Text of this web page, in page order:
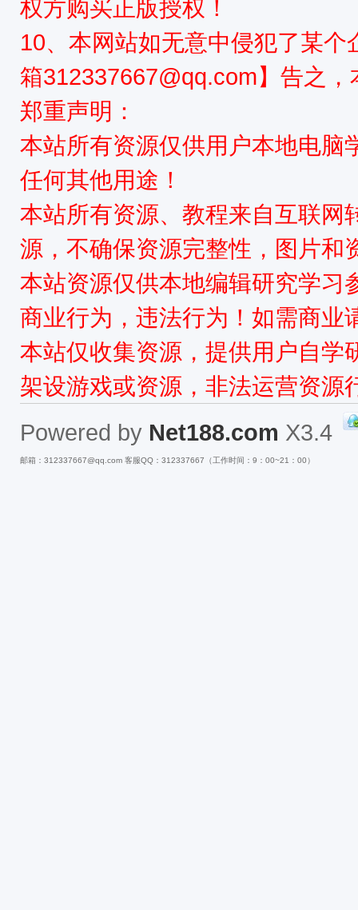
权方购买正版授权！
10、本网站如无意中侵犯了某
箱312337667@qq.com】告之
郑重声明：
本站所有资源仅供用户本地电脑
任何其他用途！
本站所有资源、教程来自互联网
源，不确保资源完整性，图片和
本站资源仅供本地编辑研究学习
商业行为，违法行为！如需商业
本站仅收集资源，提供用户自学
架设游戏或资源，非法运营资源
Powered by Net188.com X3.4
邮箱：312337667@qq.com 客服QQ：312337667（工作时间：9：00~21：00）